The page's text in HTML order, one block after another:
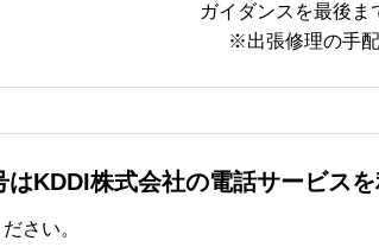
ガイダンスを最後
※出張修理の手
はKDDI株式会社の電話サービスを
さい。